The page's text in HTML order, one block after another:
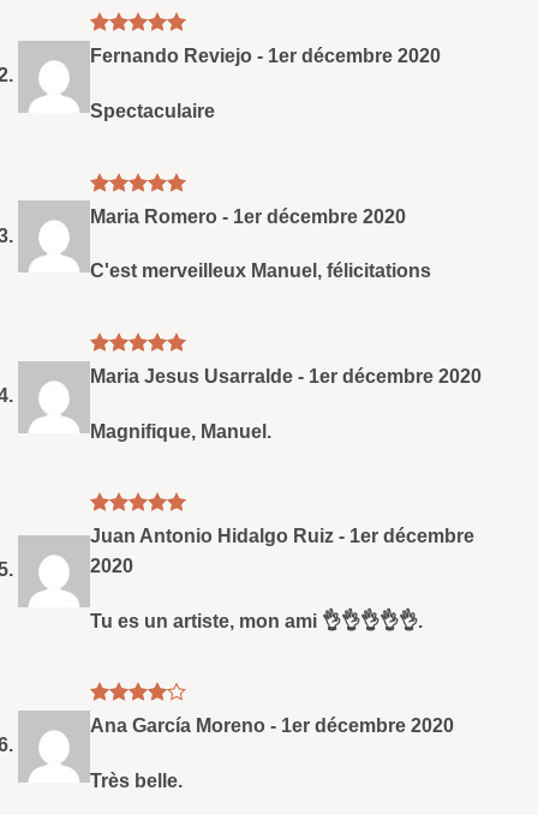
Note5sud
Fernando Reviejo - 1er décembre 2020
Spectaculaire
Note5sud
5
Maria Romero - 1er décembre 2020
C'est merveilleux Manuel, félicitations
Note5 sud
Maria Jesus Usarralde - 1er décembre 2020
Magnifique, Manuel.
Note 5sud
Juan Antonio Hidalgo Ruiz - 1er décembre
2020
Tu es un artiste, mon ami 👌👌👌👌👌.
Note4
Ana García Moreno - 1er décembre 2020
Très belle.